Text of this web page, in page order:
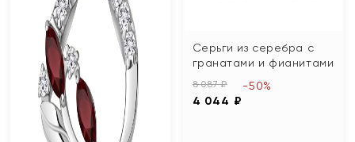
Серьги из серебра с
гранатами и фианитами
8 087 ₽
4 044 ₽
-50%